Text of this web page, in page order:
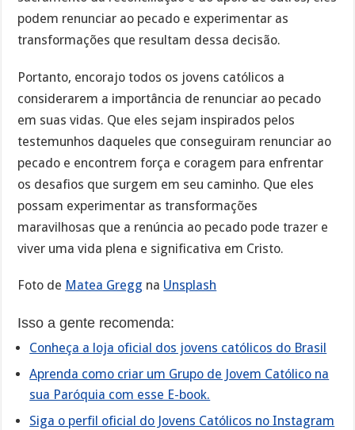
podem renunciar ao pecado e experimentar as
transformações que resultam dessa decisão.
Portanto, encorajo todos os jovens católicos a
considerarem a importância de renunciar ao pecado
em suas vidas. Que eles sejam inspirados pelos
testemunhos daqueles que conseguiram renunciar ao
pecado e encontrem força e coragem para enfrentar
os desafios que surgem em seu caminho. Que eles
possam experimentar as transformações
maravilhosas que a renúncia ao pecado pode trazer e
viver uma vida plena e significativa em Cristo.
Foto de Matea Gregg na Unsplash
Isso a gente recomenda:
Conheça a loja oficial dos jovens católicos do Brasil
Aprenda como criar um Grupo de Jovem Católico na
sua Paróquia com esse E-book.
Siga o perfil oficial do Jovens Católicos no Instagram